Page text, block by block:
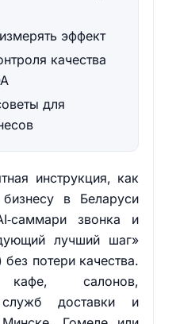
эффект
качества
для
инструкция, как
в Беларуси
звонка и
лучший шаг»
потери качества.
салонов,
служб доставки и